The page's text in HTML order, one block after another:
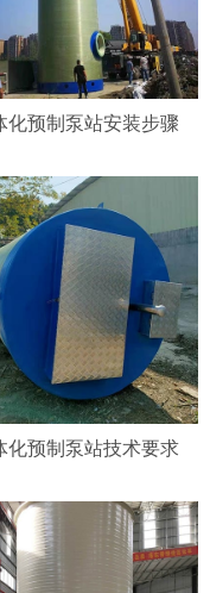
化预制泵站安装步骤
化预制泵站技术要求